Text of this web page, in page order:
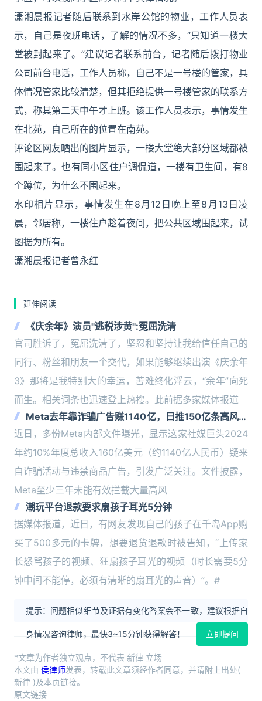
潇湘晨报记者随后联系到水岸公馆的物业，工作人员表
示，自己是夜班电话，了解的情况不多，“只知道一楼大
堂被封起来了。”建议记者联系前台，记者随后拨打物业
公司前台电话，工作人员称，自己不是一号楼的管家，具
体情况管家比较清楚，但其拒绝提供一号楼管家的联系方
式，称其第二天中午才上班。该工作人员表示，事情发生
在北苑，自己所在的位置在南苑。
评论区网友晒出的图片显示，一楼大堂绝大部分区域都被
围起来了。也有同小区住户调侃道，一楼有卫生间，有8
个蹲位，为什么不围起来。
水印相片显示，事情发生在8月12日晚上至8月13日凌
晨，邻居称，一楼住户趁着夜间，把公共区域围起来，试
图据为所有。
潇湘晨报记者曾永红
延伸阅读
《庆余年》演员"逃税涉黄":冤屈洗清
官司胜诉了，冤屈洗清了，坚忍和坚持让我给信任自己的
同行、粉丝和朋友一个交代，如果能够继续出演《庆余年
3》那将是我特别大的幸运，苦难终化浮云，“余年”向死
而生。相关词条也迅速登上热搜。此前据多家媒体报道
Meta去年靠诈骗广告赚1140亿，日推150亿条高风险
内容
近日，多份Meta内部文件曝光，显示这家社媒巨头2024
年约10%年度总收入160亿美元（约1140亿人民币）疑来
自诈骗活动与违禁商品广告，引发广泛关注。文件披露，
Meta至少三年未能有效拦截大量高风
潮玩平台退款要求扇孩子耳光5分钟
据媒体报道，近日，有网友发现自己的孩子在千岛App购
买了500多元的卡牌，想要退货退款时被告知，“上传家
长怒骂孩子的视频、狂扇孩子耳光的视频（时长需要5分
钟中间不能停，必须有清晰的扇耳光的声音）”。#
提示：问题相似细节及证据有变化答案会不一致，建议根据自
身情况咨询律师，最快3~15分钟获得解答！ 立即提问
*文章为作者独立观点，不代表 新律 立场
本文由 侯律师发表，转载此文章须经作者同意，并请附上出处(
新律 )及本页链接。
原文链接